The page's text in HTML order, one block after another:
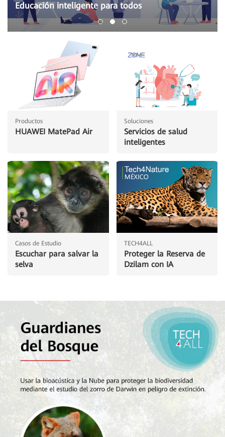
Educación inteligente para todos
Productos
HUAWEI MatePad Air
Soluciones
Servicios de salud
inteligentes
Casos de Estudio
Escuchar para salvar la
selva
TECH4ALL
Proteger la Reserva de
Dzilam con IA